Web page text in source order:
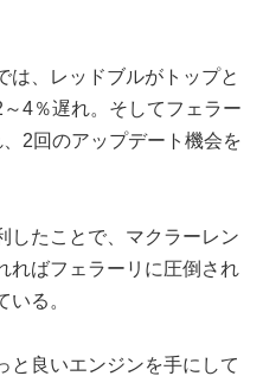
は、レッドブルがトップと
4％遅れ。そしてフェラー
2回のアップデート機会を
したことで、マクラーレン
ればフェラーリに圧倒され
る。
と良いエンジンを手にして